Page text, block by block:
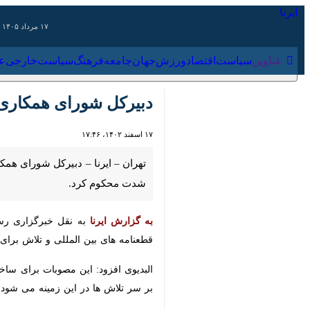
عناوین‌ سیاست اقتصاد ورزش جهان جامعه فرهنگ
دبیرکل شورای همکاری